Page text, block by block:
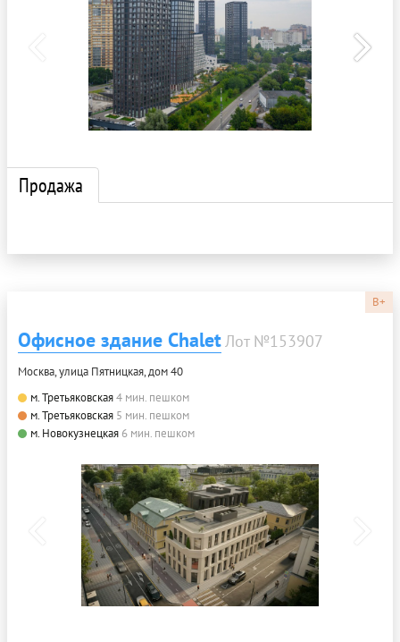
Продажа
B+
Офисное здание Chalet Лот №153907
Москва, улица Пятницкая, дом 40
м. Третьяковская4 мин. пешком
м. Третьяковская 5 мин. пешком
м. Новокузнецкая 6 мин. пешком